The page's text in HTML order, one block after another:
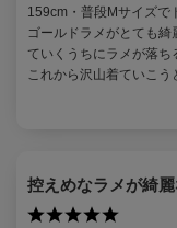
159cm・普段Mサイズで
ゴールドラメがとても
ていくうちにラメが落ち
これから沢山着ていこう
控えめなラメが綺